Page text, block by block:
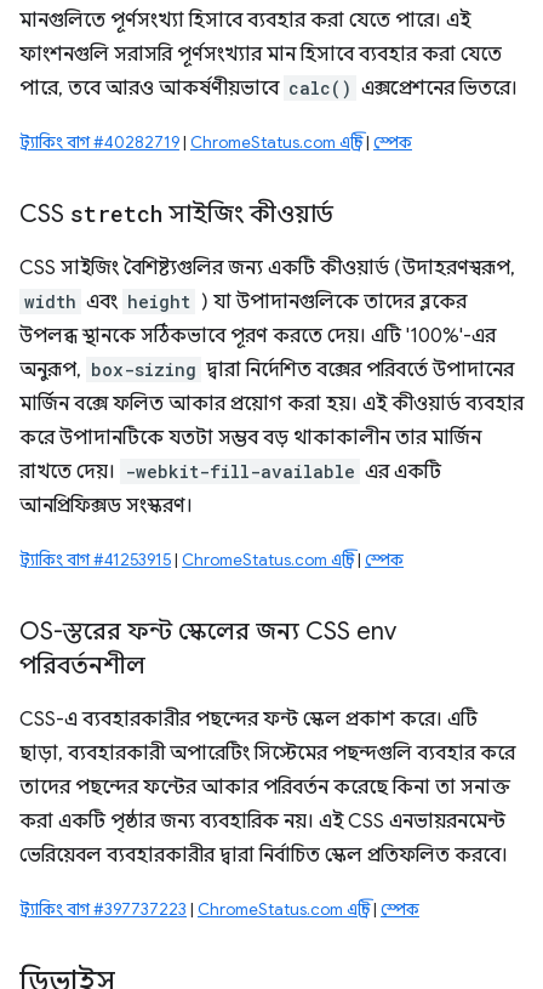
মানগুলিতে পূর্ণসংখ্যা হিসাবে ব্যবহার করা যেতে পারে। এই
ফাংশনগুলি সরাসরি পূর্ণসংখ্যার মান হিসাবে ব্যবহার করা যেতে
পারে, তবে আরও আকর্ষণীয়ভাবে calc() এক্সপ্রেশনের ভিতরে।
ট্র্যাকিং বাগ #40282719| ChromeStatus.com এন্ট্রি| স্পেক
CSS stretch সাইজিং কীওয়ার্ড
CSS সাইজিং বৈশিষ্ট্যগুলির জন্য একটি কীওয়ার্ড (উদাহরণস্বরূপ,
width এবং height ) যা উপাদানগুলিকে তাদের ব্লকের
উপলব্ধ স্থানকে সঠিকভাবে পূরণ করতে দেয়। এটি '100%'-এর
অনুরূপ, box-sizing দ্বারা নির্দেশিত বক্সের পরিবর্তে উপাদানের
মার্জিন বক্সে ফলিত আকার প্রয়োগ করা হয়। এই কীওয়ার্ড ব্যবহার
করে উপাদানটিকে যতটা সম্ভব বড় থাকাকালীন তার মার্জিন
রাখতে দেয়। -webkit-fill-available এর একটি
আনপ্রিফিক্সড সংস্করণ।
ট্র্যাকিং বাগ #41253915| ChromeStatus.com এন্ট্রি| স্পেক
OS-স্তরের ফন্ট স্কেলের জন্য CSS env
পরিবর্তনশীল
CSS-এ ব্যবহারকারীর পছন্দের ফন্ট স্কেল প্রকাশ করে। এটি
ছাড়া, ব্যবহারকারী অপারেটিং সিস্টেমের পছন্দগুলি ব্যবহার করে
তাদের পছন্দের ফন্টের আকার পরিবর্তন করেছে কিনা তা সনাক্ত
করা একটি পৃষ্ঠার জন্য ব্যবহারিক নয়। এই CSS এনভায়রনমেন্ট
ভেরিয়েবল ব্যবহারকারীর দ্বারা নির্বাচিত স্কেল প্রতিফলিত করবে।
ট্র্যাকিং বাগ #397737223 | ChromeStatus.com এন্ট্রি| স্পেক
ডিভাইস